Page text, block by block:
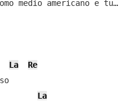
medio americano e tu…
La
Re
Cosa diverrò giuro non lo so
La